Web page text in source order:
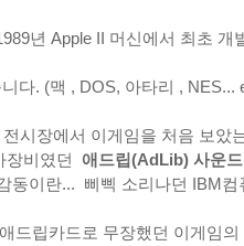
년 Apple II 머신에서 최초 개
다. (맥 , DOS, 아타리 , NES...
시장에서 이게임을 처음 보았
장비였던 애드립(AdLib) 사운
동이란... 삐삑 소리나던 IBM
드립카드로 무장했던 이게임